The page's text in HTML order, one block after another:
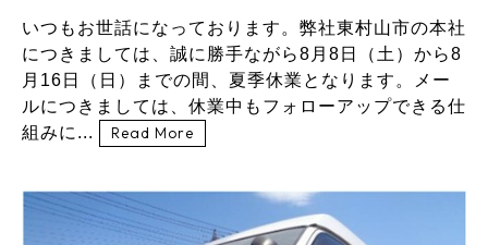
いつもお世話になっております。弊社東村山市の本社
につきましては、誠に勝手ながら8月8日（土）から8
月16日（日）までの間、夏季休業となります。メー
ルにつきましては、休業中もフォローアップできる仕
組みに...
Read More